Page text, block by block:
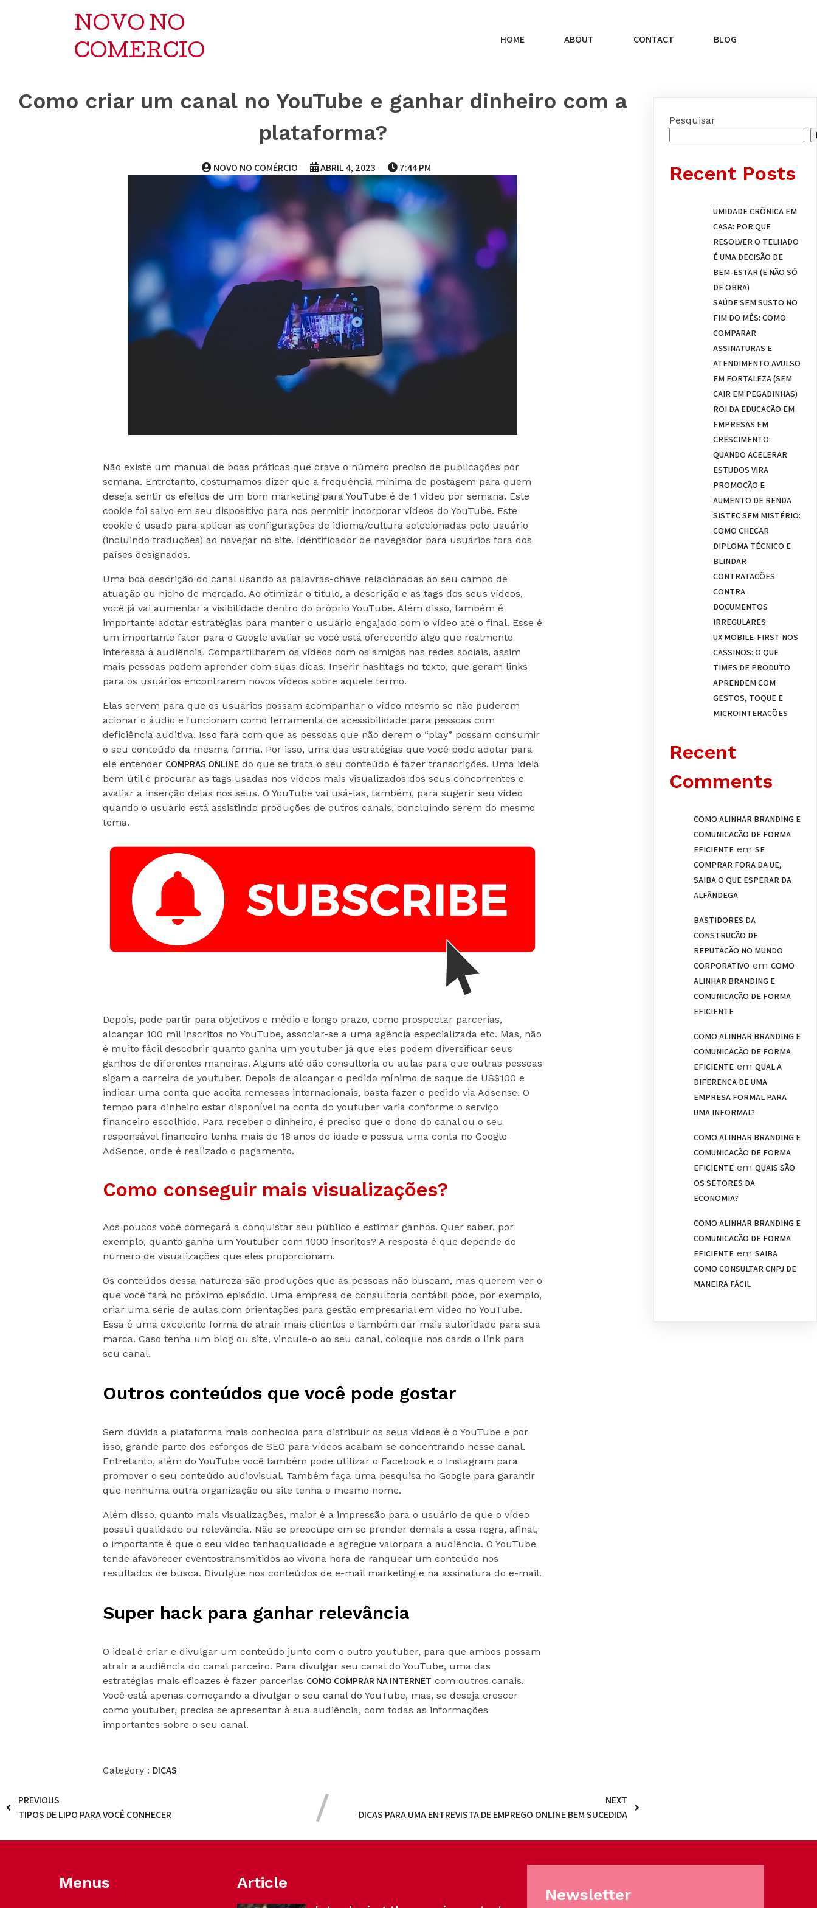
NOVO NO
COMERCIO
HOME ABOUT CONTACT BLOG
Como criar um canal no YouTube e ganhar dinheiro com a
plataforma?
NOVO NO COMÉRCIO ABRIL 4, 2023 7:44 PM
Não existe um manual de boas práticas que crave o número preciso de publicações por
semana. Entretanto, costumamos dizer que a frequência mínima de postagem para quem
deseja sentir os efeitos de um bom marketing para YouTube é de 1 vídeo por semana. Este
cookie foi salvo em seu dispositivo para nos permitir incorporar vídeos do YouTube. Este
cookie é usado para aplicar as configurações de idioma/cultura selecionadas pelo usuário
(incluindo traduções) ao navegar no site. Identificador de navegador para usuários fora dos
países designados.
Uma boa descrição do canal usando as palavras-chave relacionadas ao seu campo de
atuação ou nicho de mercado. Ao otimizar o título, a descrição e as tags dos seus vídeos,
você já vai aumentar a visibilidade dentro do próprio YouTube. Além disso, também é
importante adotar estratégias para manter o usuário engajado com o vídeo até o final. Esse é
um importante fator para o Google avaliar se você está oferecendo algo que realmente
interessa à audiência. Compartilharem os vídeos com os amigos nas redes sociais, assim
mais pessoas podem aprender com suas dicas. Inserir hashtags no texto, que geram links
para os usuários encontrarem novos vídeos sobre aquele termo.
Elas servem para que os usuários possam acompanhar o vídeo mesmo se não puderem
acionar o áudio e funcionam como ferramenta de acessibilidade para pessoas com
deficiência auditiva. Isso fará com que as pessoas que não derem o “play” possam consumir
o seu conteúdo da mesma forma. Por isso, uma das estratégias que você pode adotar para
ele entender COMPRAS ONLINE do que se trata o seu conteúdo é fazer transcrições. Uma ideia
bem útil é procurar as tags usadas nos vídeos mais visualizados dos seus concorrentes e
avaliar a inserção delas nos seus. O YouTube vai usá-las, também, para sugerir seu vídeo
quando o usuário está assistindo produções de outros canais, concluindo serem do mesmo
tema.
Depois, pode partir para objetivos e médio e longo prazo, como prospectar parcerias,
alcançar 100 mil inscritos no YouTube, associar-se a uma agência especializada etc. Mas, não
é muito fácil descobrir quanto ganha um youtuber já que eles podem diversificar seus
ganhos de diferentes maneiras. Alguns até dão consultoria ou aulas para que outras pessoas
sigam a carreira de youtuber. Depois de alcançar o pedido mínimo de saque de US$100 e
indicar uma conta que aceita remessas internacionais, basta fazer o pedido via Adsense. O
tempo para dinheiro estar disponível na conta do youtuber varia conforme o serviço
financeiro escolhido. Para receber o dinheiro, é preciso que o dono do canal ou o seu
responsável financeiro tenha mais de 18 anos de idade e possua uma conta no Google
AdSence, onde é realizado o pagamento.
Como conseguir mais visualizações?
Aos poucos você começará a conquistar seu público e estimar ganhos. Quer saber, por
exemplo, quanto ganha um Youtuber com 1000 inscritos? A resposta é que depende do
número de visualizações que eles proporcionam.
Os conteúdos dessa natureza são produções que as pessoas não buscam, mas querem ver o
que você fará no próximo episódio. Uma empresa de consultoria contábil pode, por exemplo,
criar uma série de aulas com orientações para gestão empresarial em vídeo no YouTube.
Essa é uma excelente forma de atrair mais clientes e também dar mais autoridade para sua
marca. Caso tenha um blog ou site, vincule-o ao seu canal, coloque nos cards o link para
seu canal.
Outros conteúdos que você pode gostar
Sem dúvida a plataforma mais conhecida para distribuir os seus vídeos é o YouTube e por
isso, grande parte dos esforços de SEO para vídeos acabam se concentrando nesse canal.
Entretanto, além do YouTube você também pode utilizar o Facebook e o Instagram para
promover o seu conteúdo audiovisual. Também faça uma pesquisa no Google para garantir
que nenhuma outra organização ou site tenha o mesmo nome.
Além disso, quanto mais visualizações, maior é a impressão para o usuário de que o vídeo
possui qualidade ou relevância. Não se preocupe em se prender demais a essa regra, afinal,
o importante é que o seu vídeo tenhaqualidade e agregue valorpara a audiência. O YouTube
tende afavorecer eventostransmitidos ao vivona hora de ranquear um conteúdo nos
resultados de busca. Divulgue nos conteúdos de e-mail marketing e na assinatura do e-mail.
Super hack para ganhar relevância
O ideal é criar e divulgar um conteúdo junto com o outro youtuber, para que ambos possam
atrair a audiência do canal parceiro. Para divulgar seu canal do YouTube, uma das
estratégias mais eficazes é fazer parcerias COMO COMPRAR NA INTERNET com outros canais.
Você está apenas começando a divulgar o seu canal do YouTube, mas, se deseja crescer
como youtuber, precisa se apresentar à sua audiência, com todas as informações
importantes sobre o seu canal.
Category : DICAS
PREVIOUS
TIPOS DE LIPO PARA VOCÊ CONHECER
NEXT
DICAS PARA UMA ENTREVISTA DE EMPREGO ONLINE BEM SUCEDIDA
Pesquisar
Recent Posts
UMIDADE CRÔNICA EM
CASA: POR QUE
RESOLVER O TELHADO
É UMA DECISÃO DE
BEM-ESTAR (E NÃO SÓ
DE OBRA)
SAÚDE SEM SUSTO NO
FIM DO MÊS: COMO
COMPARAR
ASSINATURAS E
ATENDIMENTO AVULSO
EM FORTALEZA (SEM
CAIR EM PEGADINHAS)
ROI DA EDUCAÇÃO EM
EMPRESAS EM
CRESCIMENTO:
QUANDO ACELERAR
ESTUDOS VIRA
PROMOÇÃO E
AUMENTO DE RENDA
SISTEC SEM MISTÉRIO:
COMO CHECAR
DIPLOMA TÉCNICO E
BLINDAR
CONTRATAÇÕES
CONTRA
DOCUMENTOS
IRREGULARES
UX MOBILE-FIRST NOS
CASSINOS: O QUE
TIMES DE PRODUTO
APRENDEM COM
GESTOS, TOQUE E
MICROINTERAÇÕES
Recent
Comments
COMO ALINHAR BRANDING E
COMUNICAÇÃO DE FORMA
EFICIENTE emSE
COMPRAR FORA DA UE,
SAIBA O QUE ESPERAR DA
ALFÂNDEGA
BASTIDORES DA
CONSTRUÇÃO DE
REPUTAÇÃO NO MUNDO
CORPORATIVO emCOMO
ALINHAR BRANDING E
COMUNICAÇÃO DE FORMA
EFICIENTE
COMO ALINHAR BRANDING E
COMUNICAÇÃO DE FORMA
EFICIENTE emQUAL A
DIFERENÇA DE UMA
EMPRESA FORMAL PARA
UMA INFORMAL?
COMO ALINHAR BRANDING E
COMUNICAÇÃO DE FORMA
EFICIENTE emQUAIS SÃO
OS SETORES DA
ECONOMIA?
COMO ALINHAR BRANDING E
COMUNICAÇÃO DE FORMA
EFICIENTE emSAIBA
COMO CONSULTAR CNPJ DE
MANEIRA FÁCIL
Menus Article
Newsletter